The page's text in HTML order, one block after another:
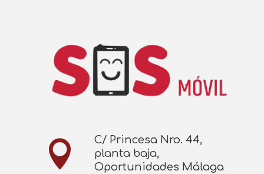

C/ Princesa Nro. 44,
planta baja,
Oportunidades Málaga